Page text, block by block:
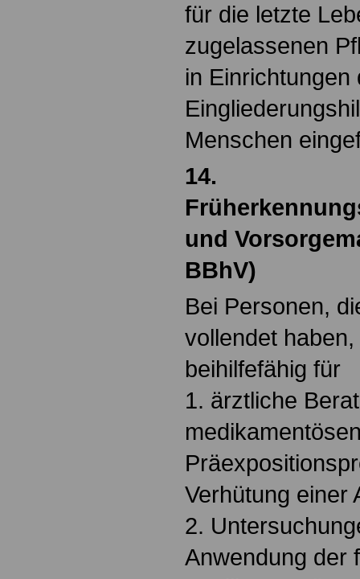
für die letzte
zugelassenen
in Einrichtungen
Menschen
14.
und
BBhV)
Bei Personen,
vollendet
beihilfefähig für
1. ärztliche
Verhütung einer
2.
Anwendung der